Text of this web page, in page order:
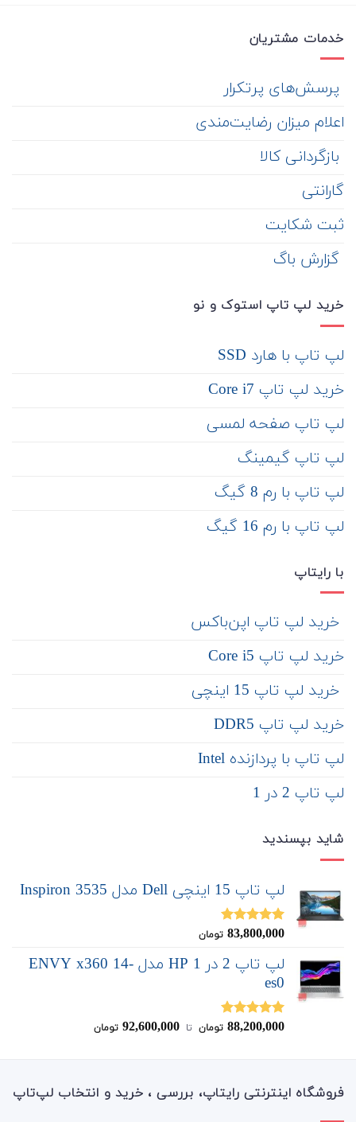
خدمات مشتریان
‌ پرسش‌های پرتکرار
اعلام میزان رضایت‌مندی
‌ بازگردانی کالا
گارانتی
ثبت شکایت
‌ گزارش باگ
خرید لپ تاپ استوک و نو
لپ تاپ با هارد SSD
خرید لپ تاپ Core i7
لپ تاپ صفحه لمسی
لپ تاپ گیمینگ
لپ تاپ با رم 8 گیگ
لپ تاپ با رم 16 گیگ
با رایتاپ
‌ خرید لپ تاپ اپن‌باکس
خرید لپ تاپ Core i5
‌‌ خرید لپ تاپ 15 اینچی
خرید لپ تاپ DDR5
لپ تاپ با پردازنده Intel
لپ تاپ 2 در 1
شاید بپسندید
لپ تاپ 15 اینچی Dell مدل Inspiron 3535
نمره5.00
83,800,000 تومان
لپ تاپ 2 در 1 HP مدل ENVY x360 14-
es0
نمره5.00
88,200,000 تومان ‌ تا ‌ 92,600,000 تومان
فروشگاه اینترنتی رایتاپ، بررسی ، خرید و انتخاب لپ‌تاپ